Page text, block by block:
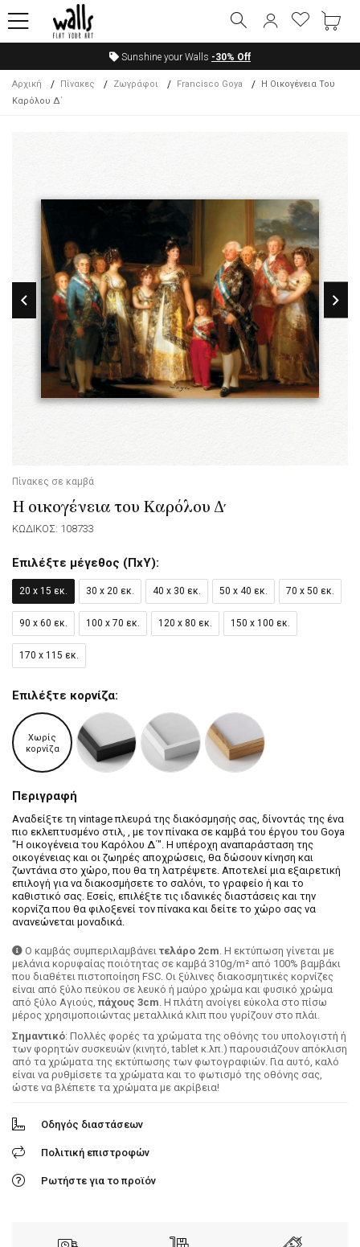
Sunshine your Walls -30% Off
Αρχική Πίνακες Ζωγράφοι Francisco Goya
Η Οικογένεια Του
Καρόλου Δ΄
Πίνακες σε καμβά
Η οικογένεια του Καρόλου Δ΄
ΚΩΔΙΚΟΣ: 108733
Επιλέξτε μέγεθος (ΠxΥ):
20 x 15 εκ. 30 x 20 εκ. 40 x 30 εκ. 50 x 40 εκ. 70 x 50 εκ.
90 x 60 εκ. 100 x 70 εκ. 120 x 80 εκ. 150 x 100 εκ.
170 x 115 εκ.
Επιλέξτε κορνίζα:
Χωρίς
κορνίζα
Περιγραφή
Αναδείξτε τη vintage πλευρά της διακόσμησής σας, δίνοντάς της ένα
πιο εκλεπτυσμένο στιλ, , με τον πίνακα σε καμβά του έργου του Goya
"Η οικογένεια του Καρόλου Δ΄". Η υπέροχη αναπαράσταση της
οικογένειας και οι ζωηρές αποχρώσεις, θα δώσουν κίνηση και
ζωντάνια στο χώρο, που θα τη λατρέψετε. Αποτελεί μια εξαιρετική
επιλογή για να διακοσμήσετε το σαλόνι, το γραφείο ή και το
καθιστικό σας. Εσείς, επιλέξτε τις ιδανικές διαστάσεις και την
κορνίζα που θα φιλοξενεί τον πίνακα και δείτε το χώρο σας να
ανανεώνεται μοναδικά.
Ο καμβάς συμπεριλαμβάνει τελάρο 2cm. H εκτύπωση γίνεται με
μελάνια κορυφαίας ποιότητας σε καμβά 310g/m² από 100% βαμβάκι
που διαθέτει πιστοποίηση FSC. Οι ξύλινες διακοσμητικές κορνίζες
είναι από ξύλο πεύκου σε λευκό ή μαύρο χρώμα και φυσικό χρώμα
από ξύλο Αγιούς, πάχους 3cm. Η πλάτη ανοίγει εύκολα στο πίσω
μέρος χρησιμοποιώντας μεταλλικά κλιπ που γυρίζουν στο πλάι.
Σημαντικό: Πολλές φορές τα χρώματα της οθόνης του υπολογιστή ή
των φορητών συσκευών (κινητό, tablet κ.λπ.) παρουσιάζουν απόκλιση
από τα χρώματα της εκτύπωσης των φωτογραφιών. Για αυτό, καλό
είναι να ρυθμίσετε τα χρώματα και το φωτισμό της οθόνης σας,
ώστε να βλέπετε τα χρώματα με ακρίβεια!
Οδηγός διαστάσεων
Πολιτική επιστροφών
Ρωτήστε για το προϊόν